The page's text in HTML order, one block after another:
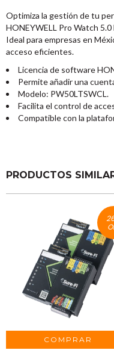
Optimiza la gestión de tu
HONEYWELL Pro Watch
Ideal para empresas en
acceso eficientes.
Licencia de software
Permite añadir una
Modelo: PW50LTSWCL.
Facilita el control de
Compatible con la
PRODUCTOS